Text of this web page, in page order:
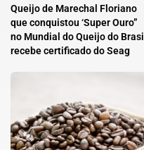
Queijo de Marechal Floriano
que conquistou ‘Super Ouro”
no Mundial do Queijo do Brasil
recebe certificado do Seag